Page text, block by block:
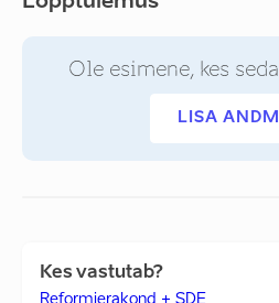
Ole esimene, kes
LISA
Kes vastutab?
Reformierakond + SDE